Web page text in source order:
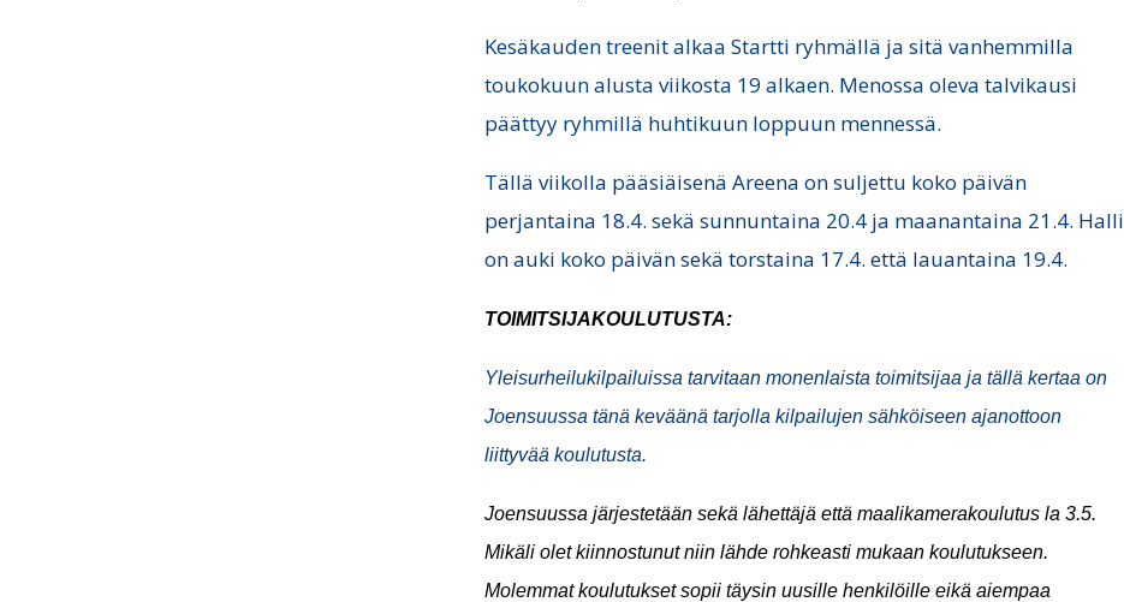
Kesäkauden treenit alkaa Startti ryhmällä ja sitä vanhemmilla
toukokuun alusta viikosta 19 alkaen. Menossa oleva talvikausi
päättyy ryhmillä huhtikuun loppuun mennessä.
Tällä viikolla pääsiäisenä Areena on suljettu koko päivän
perjantaina 18.4. sekä sunnuntaina 20.4 ja maanantaina 21.4. Halli
on auki koko päivän sekä torstaina 17.4. että lauantaina 19.4.
TOIMITSIJAKOULUTUSTA:
Yleisurheilukilpailuissa tarvitaan monenlaista toimitsijaa ja tällä kertaa on
Joensuussa tänä keväänätarjolla kilpailujen sähköiseen ajanottoon
liittyvää koulutusta.
Joensuussa järjestetään sekä lähettäjä että maalikamerakoulutus la 3.5.
Mikäli olet kiinnostunut niin lähde rohkeasti mukaan koulutukseen.
Molemmat koulutukset sopii täysin uusille henkilöille eikä aiempaa